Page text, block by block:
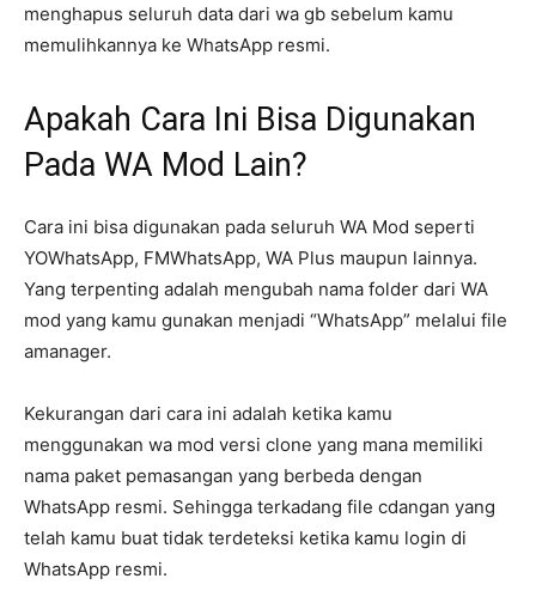
menghapus seluruh data dari wa gb sebelum kamu
memulihkannya ke WhatsApp resmi.
Apakah Cara Ini Bisa Digunakan
Pada WA Mod Lain?
Cara ini bisa digunakan pada seluruh WA Mod seperti
YOWhatsApp, FMWhatsApp, WA Plus maupun lainnya.
Yang terpenting adalah mengubah nama folder dari WA
mod yang kamu gunakan menjadi “WhatsApp” melalui file
amanager.
Kekurangan dari cara ini adalah ketika kamu
menggunakan wa mod versi clone yang mana memiliki
nama paket pemasangan yang berbeda dengan
WhatsApp resmi. Sehingga terkadang file cdangan yang
telah kamu buat tidak terdeteksi ketika kamu login di
WhatsApp resmi.